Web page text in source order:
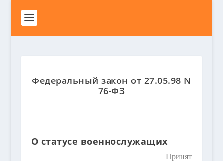
Федеральный закон от 27.05.98 N
76-ФЗ
О статусе военнослужащих
Принят